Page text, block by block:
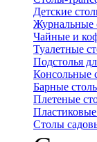
Детские
Журнальные
Чайные и
Туалетные
Подстолья
Консольные
Барные
Плетеные
Столы